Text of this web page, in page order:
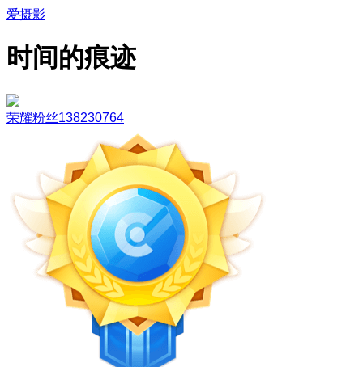
爱摄影
时间的痕迹
荣耀粉丝138230764